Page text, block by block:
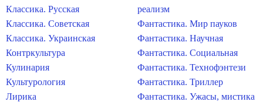
Классика. Русская
Классика. Советская
Классика. Украинская
Контркультура
Кулинария
Культурология
Лирика
реализм
Фантастика. Мир пауков
Фантастика. Научная
Фантастика. Социальная
Фантастика. Технофэнтези
Фантастика. Триллер
Фантастика. Ужасы, мистика